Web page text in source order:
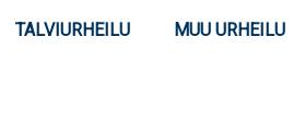
TALVIURHEILU MUU URHEILU